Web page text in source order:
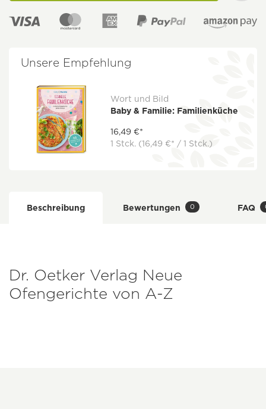
Unsere Empfehlung
Wort und Bild
Baby & Familie: Familienküche
16,49 €*
1 Stck. (16,49 €* / 1 Stck.)
Beschreibung Bewertungen 0 FAQ
Dr. Oetker Verlag Neue
Ofengerichte von A-Z